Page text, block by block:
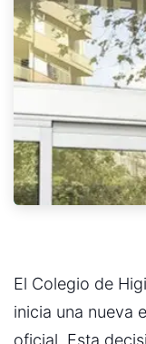
El Colegio de
inicia una nueva